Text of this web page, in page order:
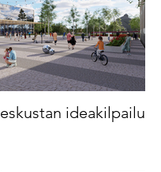
ideakilpailu